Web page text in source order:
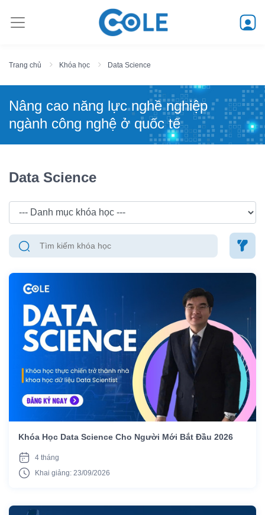
Trang chủ Khóa học Data Science
Nâng cao năng lực nghề nghiệp
ngành công nghệ ở quốc tế
Data Science
Khóa Học Data Science Cho Người Mới Bắt Đầu 2026
4 tháng
Khai giảng: 23/09/2026